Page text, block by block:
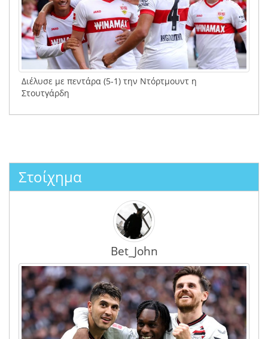
Διέλυσε με πεντάρα (5-1) την Ντόρτμουντ η
Στουτγάρδη
Στοίχημα
Bet_John